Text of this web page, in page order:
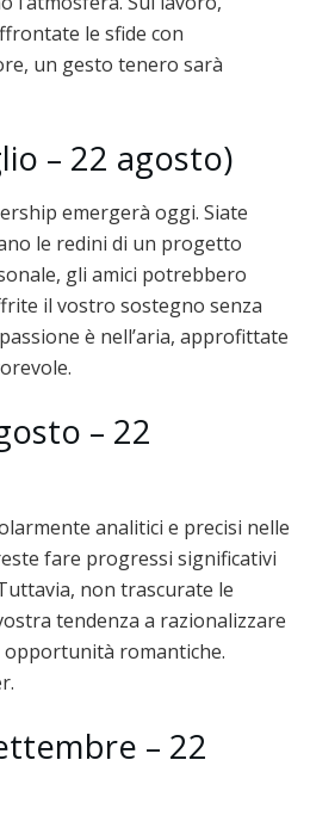
le sfide con
un gesto tenero sarà
– 22 agosto)
emergerà oggi. Siate
le redini di un progetto
gli amici potrebbero
il vostro sostegno senza
è nell’aria, approfittate
– 22
analitici e precisi nelle
fare progressi significativi
non trascurate le
tendenza a razionalizzare
romantiche.
– 22